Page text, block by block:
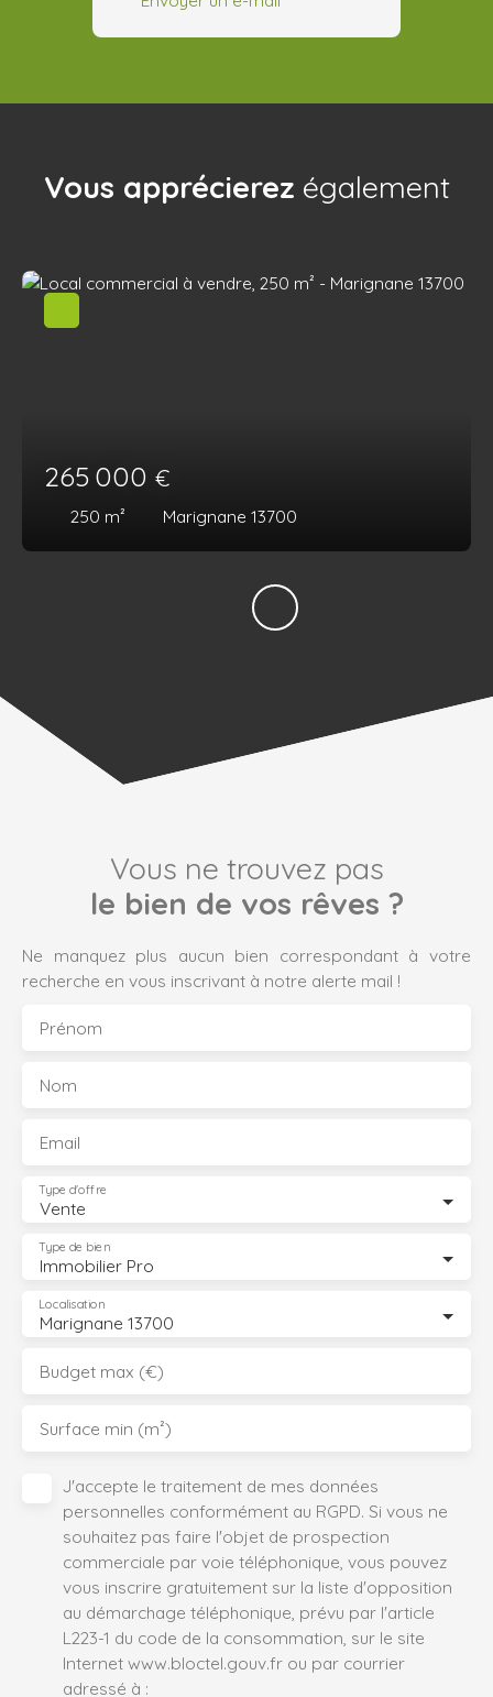
Vous apprécierez également
265 000 €
250 m² Marignane 13700
Vous ne trouvez pas
le bien de vos rêves ?
Ne manquez plus aucun bien correspondant à votre
recherche en vous inscrivant à notre alerte mail !
Prénom
Nom
Email
Vente
Type d'offre
Immobilier Pro
Type de bien
Marignane 13700
Localisation
Budget max (€)
Surface min (m²)
J'accepte le traitement de mes données
personnelles conformément au RGPD. Si vous ne
souhaitez pas faire l'objet de prospection
commerciale par voie téléphonique, vous pouvez
vous inscrire gratuitement sur la liste d'opposition
au démarchage téléphonique, prévu par l'article
L223-1 du code de la consommation, sur le site
Internet www.bloctel.gouv.fr ou par courrier
adressé à :